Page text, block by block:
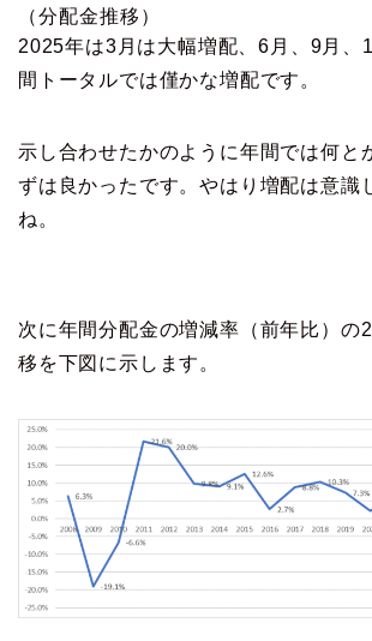
（分配金推移）
2025年は3月は大幅増配、6月、9月、
間トータルでは僅かな増配です。
示し合わせたかのように年間では何と
ずは良かったです。やはり増配は意識
ね。
次に年間分配金の増減率（前年比）の
移を下図に示します。